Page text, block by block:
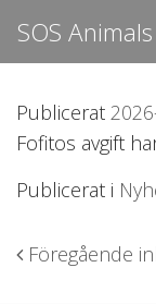
SOS Animals
Publicerat
Fofitos avgift
Publicerat i
Föregående